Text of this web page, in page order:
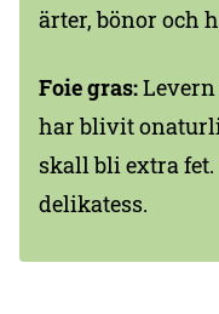
ärter, bönor och
Foie gras:
har blivit
skall bli extra
delikatess.